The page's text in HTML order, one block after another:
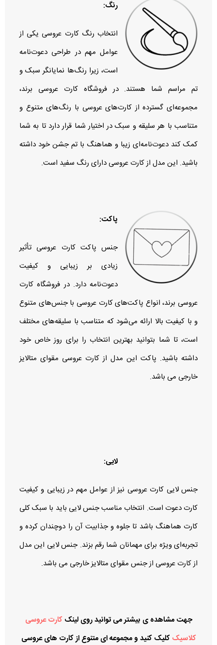
رنگ:
انتخاب رنگ کارت عروسی یکی از
عوامل مهم در طراحی دعوت‌نامه
است، زیرا رنگ‌ها نمایانگر سبک و
تم مراسم شما هستند. در فروشگاه کارت عروسی برند،
مجموعه‌ای گسترده از کارت‌های عروسی با رنگ‌های متنوع و
متناسب با هر سلیقه و سبک در اختیار شما قرار دارد تا به شما
کمک کند دعوت‌نامه‌ای زیبا و هماهنگ با تم جشن خود داشته
باشید. این مدل از کارت عروسی دارای رنگ سفید است.
پاکت:
جنس پاکت کارت عروسی تأثیر
زیادی بر زیبایی و کیفیت
دعوت‌نامه دارد. در فروشگاه کارت
عروسی برند، انواع پاکت‌های کارت عروسی با جنس‌های متنوع
و با کیفیت بالا ارائه می‌شود که متناسب با سلیقه‌های مختلف
است، تا شما بتوانید بهترین انتخاب را برای روز خاص خود
داشته باشید. پاکت این مدل از کارت عروسی مقوای متالایز
خارجی می باشد.
لایی:
جنس لایی کارت عروسی نیز از عوامل مهم در زیبایی و کیفیت
کارت دعوت است. انتخاب مناسب جنس لایی باید با سبک کلی
کارت هماهنگ باشد تا جلوه و جذابیت آن را دوچندان کرده و
تجربه‌ای ویژه برای مهمانان شما رقم بزند. جنس لایی این مدل
از کارت عروسی از جنس مقوای متالایز خارجی می باشد.
جهت مشاهده ی بیشتر می توانید روی لینک کارت عروسی
کلاسیک کلیک کنید و مجموعه ای متنوع از کارت های عروسی